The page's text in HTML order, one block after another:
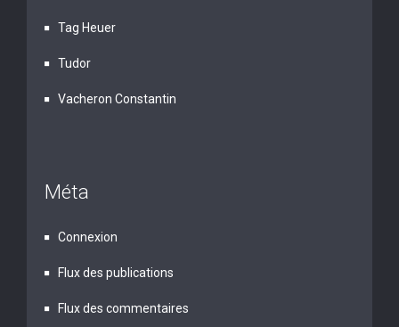
Tag Heuer
Tudor
Vacheron Constantin
Méta
Connexion
Flux des publications
Flux des commentaires